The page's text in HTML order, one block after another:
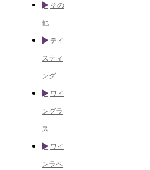
その
他
テイ
スティ
ング
ワイ
ングラ
ス
ワイ
ンラベ